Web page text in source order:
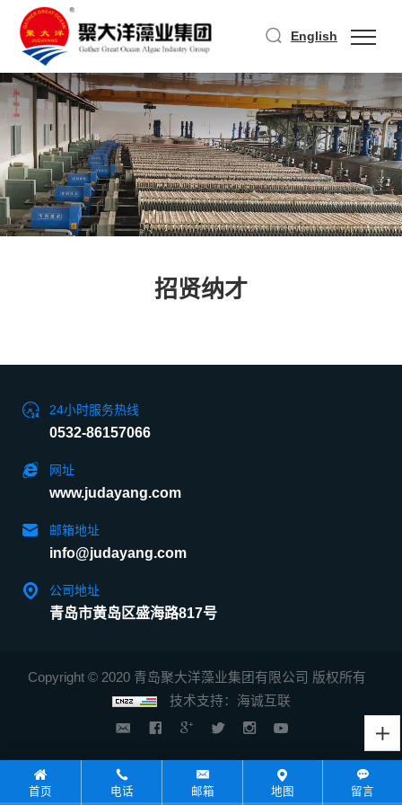
English
招贤纳才
首页 电话 邮箱 地图 留言
24小时服务热线
0532-86157066
网址
www.judayang.com
邮箱地址
info@judayang.com
公司地址
青岛市黄岛区盛海路817号
Copyright © 2020 青岛聚大洋藻业集团有限公司 版权所有
技术支持：海诚互联